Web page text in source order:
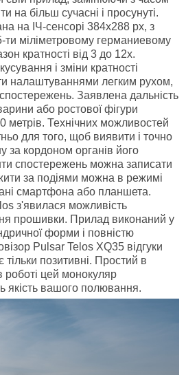
на більш сучасні і просунуті.
на ІЧ-сенсорі 384x288 px, з
ти міліметровому германиевому
кратності від 3 до 12х.
і зміни кратності
налаштуваннями легким рухом,
Заявлена дальність
або ростової фігури
метрів. Технічних можливостей
для того, щоб виявити і точно
за кордоном органів його
спостережень можна записати
за подіями можна в режимі
смартфона або планшета.
з'явилася можливість
прошивки. Прилад виконаний у
форми і повністю
Pulsar Telos XQ35 відгуки
тільки позитивні. Простий в
роботі цей монокуляр
якість вашого полювання.